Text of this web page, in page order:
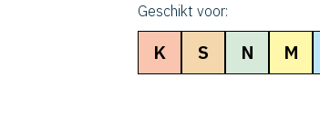
Geschikt voor:
K S N M